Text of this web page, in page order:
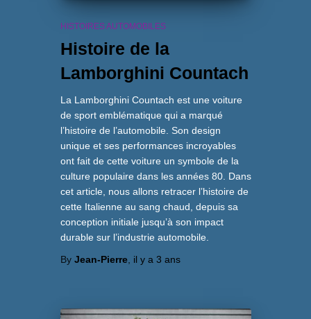
HISTOIRES AUTOMOBILES
Histoire de la
Lamborghini Countach
La Lamborghini Countach est une voiture
de sport emblématique qui a marqué
l’histoire de l’automobile. Son design
unique et ses performances incroyables
ont fait de cette voiture un symbole de la
culture populaire dans les années 80. Dans
cet article, nous allons retracer l’histoire de
cette Italienne au sang chaud, depuis sa
conception initiale jusqu’à son impact
durable sur l’industrie automobile.
By Jean-Pierre, il y a 3 ans